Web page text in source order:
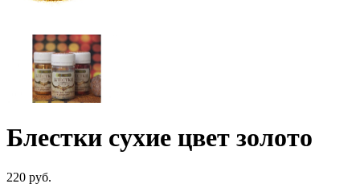
Блестки сухие цвет золото
220 руб.